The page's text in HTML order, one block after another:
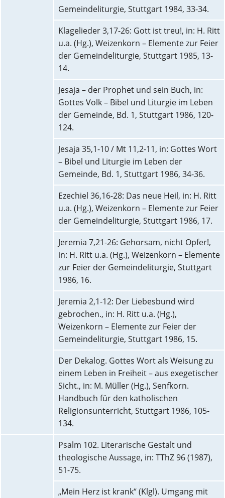
Gemeindeliturgie, Stuttgart 1984, 33-34.
Klagelieder 3,17-26: Gott ist treu!, in: H. Ritt
u.a. (Hg.), Weizenkorn – Elemente zur Feier
der Gemeindeliturgie, Stuttgart 1985, 13-
14.
Jesaja – der Prophet und sein Buch, in:
Gottes Volk – Bibel und Liturgie im Leben
der Gemeinde, Bd. 1, Stuttgart 1986, 120-
124.
Jesaja 35,1-10 / Mt 11,2-11, in: Gottes Wort
– Bibel und Liturgie im Leben der
Gemeinde, Bd. 1, Stuttgart 1986, 34-36.
Ezechiel 36,16-28: Das neue Heil, in: H. Ritt
u.a. (Hg.), Weizenkorn – Elemente zur Feier
der Gemeindeliturgie, Stuttgart 1986, 17.
Jeremia 7,21-26: Gehorsam, nicht Opfer!,
in: H. Ritt u.a. (Hg.), Weizenkorn – Elemente
zur Feier der Gemeindeliturgie, Stuttgart
1986, 16.
Jeremia 2,1-12: Der Liebesbund wird
gebrochen., in: H. Ritt u.a. (Hg.),
Weizenkorn – Elemente zur Feier der
Gemeindeliturgie, Stuttgart 1986, 15.
Der Dekalog. Gottes Wort als Weisung zu
einem Leben in Freiheit – aus exegetischer
Sicht., in: M. Müller (Hg.), Senfkorn.
Handbuch für den katholischen
Religionsunterricht, Stuttgart 1986, 105-
134.
Psalm 102. Literarische Gestalt und
theologische Aussage, in: TThZ 96 (1987),
51-75.
„Mein Herz ist krank“ (Klgl). Umgang mit